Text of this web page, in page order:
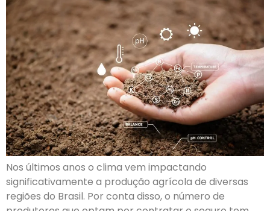
Nos últimos anos o clima vem impactando
significativamente a produção agrícola de diversas
regiões do Brasil. Por conta disso, o número de